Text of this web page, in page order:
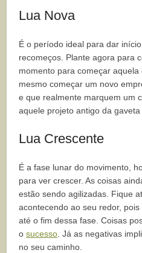
Lua Nova
É o período ideal para dar
recomeços. Plante agora para
momento para começar
mesmo começar um novo
e que realmente marquem um
aquele projeto antigo da
Lua Crescente
É a fase lunar do movimento,
para ver crescer. As coisas
estão sendo agilizadas. Fique
acontecendo ao seu redor,
até o fim dessa fase. Coisas
osucesso . Já as negativas
no seu caminho.